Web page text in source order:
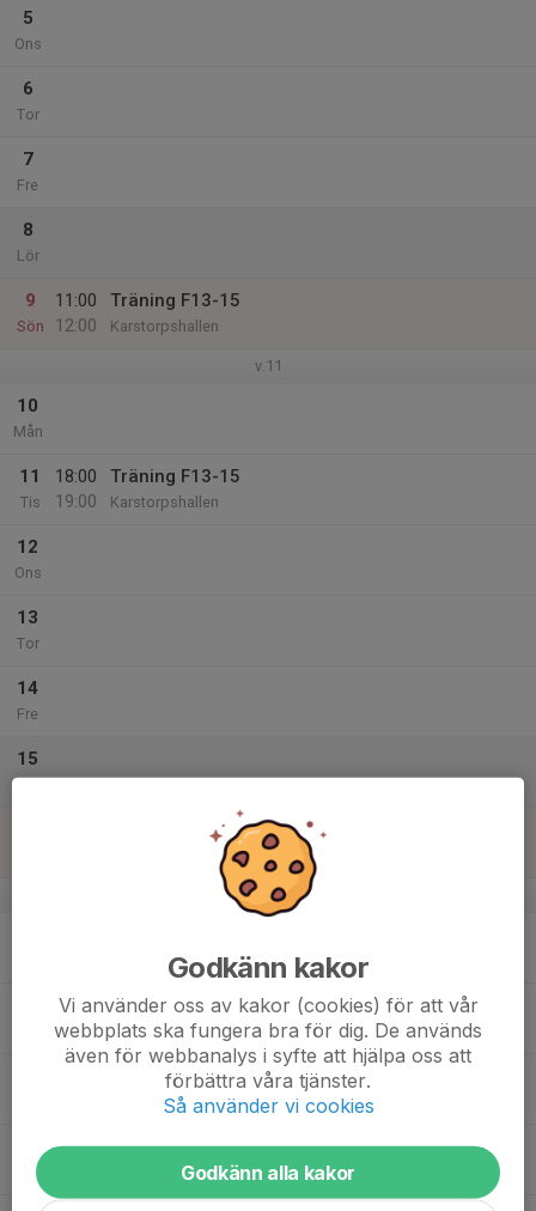
5
Ons
6
Tor
7
Fre
8
Lör
9
Sön
11:00
12:00
Träning F13-15
Karstorpshallen
v.11
10
Mån
11
Tis
18:00
19:00
Träning F13-15
Karstorpshallen
12
Ons
13
Tor
14
Fre
15
Träning F13-15
v.12
18:00
19:00
Träning F13-15
Karstorpshallen
Tor
Godkänn kakor
Vi använder oss av kakor (cookies) för att vår
webbplats ska fungera bra för dig. De används
även för webbanalys i syfte att hjälpa oss att
förbättra våra tjänster.
Så använder vi cookies
Godkänn alla kakor